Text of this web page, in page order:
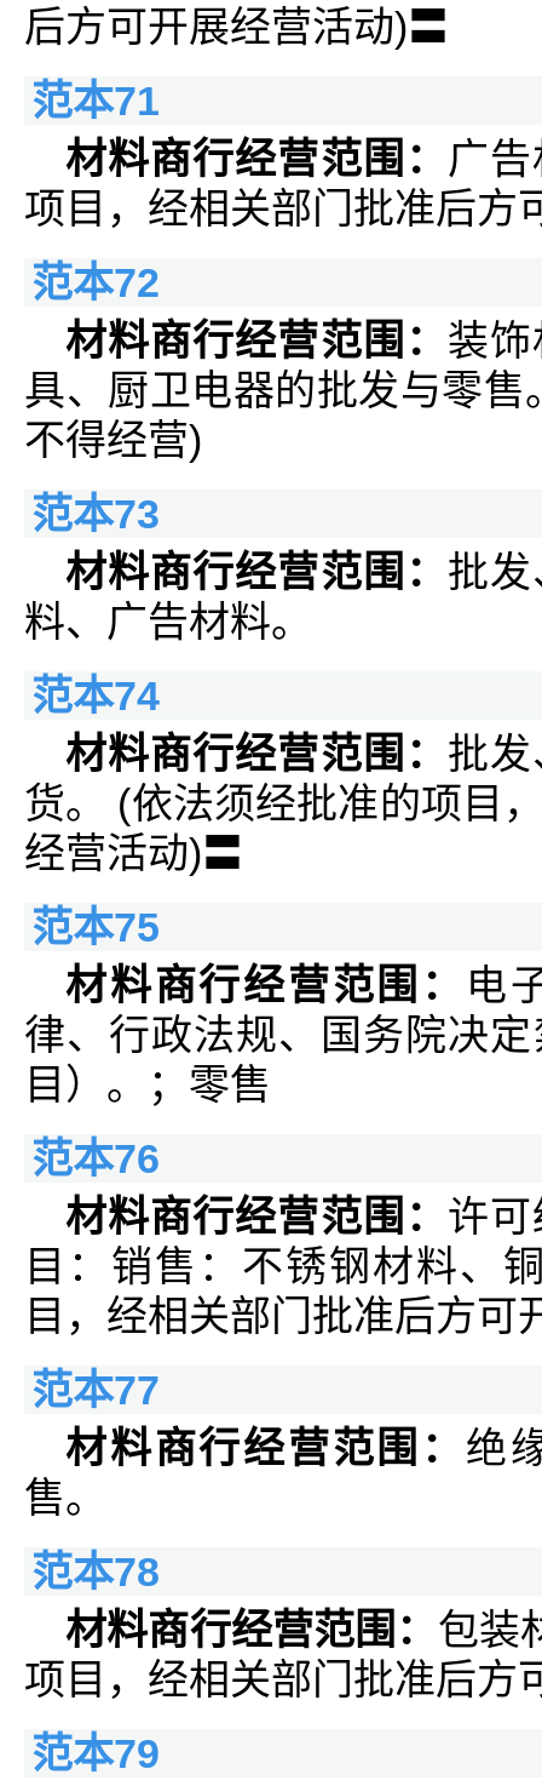
后方可开展经营活动)〓
范本71
材料商行经营范围： 广
项目，经相关部门批准后方
范本72
材料商行经营范围： 装
具、厨卫电器的批发与零
不得经营)
范本73
材料商行经营范围： 批
料、广告材料。
范本74
材料商行经营范围： 批
货。 (依法须经批准的项目
经营活动)〓
范本75
材料商行经营范围：
电
律、行政法规、国务院决
目）。；零售
范本76
材料商行经营范围： 许
目：销售：不锈钢材料、
目，经相关部门批准后方可
范本77
材料商行经营范围： 绝
售。
范本78
材料商行经营范围： 包装
项目，经相关部门批准后方
范本79